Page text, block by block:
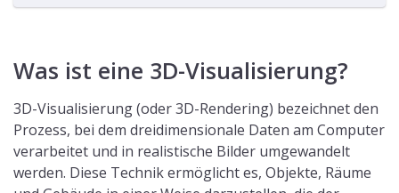
Was ist eine 3D-Visualisierung?
3D-Visualisierung (oder 3D-Rendering) bezeichnet den
Prozess, bei dem dreidimensionale Daten am Computer
verarbeitet und in realistische Bilder umgewandelt
werden. Diese Technik ermöglicht es, Objekte, Räume